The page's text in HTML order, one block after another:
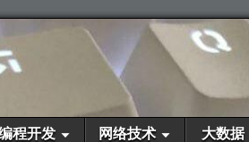
程开发 网络技术 大数据